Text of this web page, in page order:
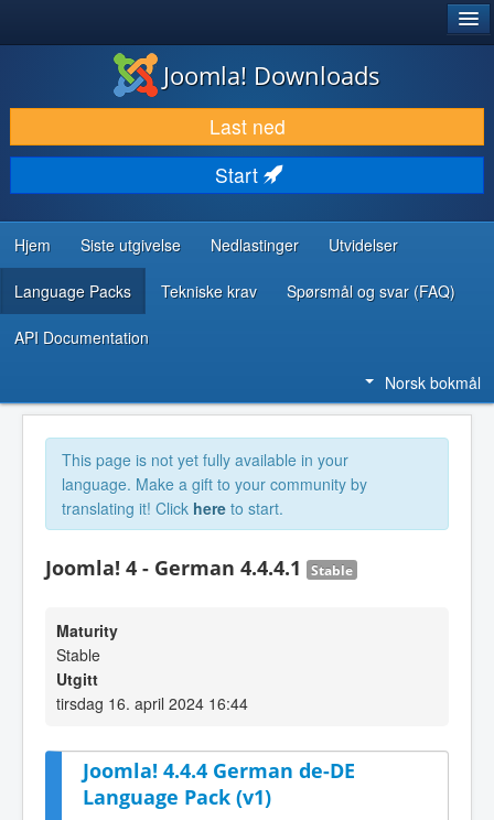
LAST NED & UTVID
OPPDAG & LÆR
SAMFUNN & BRUKERSTØTTE
UTVIKLINGSRESSURSER
Joomla! Downloads
Last ned
Start
Hjem Siste utgivelse Nedlastinger Utvidelser
Language Packs Tekniske krav Spørsmål og svar (FAQ)
API Documentation
Norsk bokmål
This page is not yet fully available in your
language. Make a gift to your community by
translating it! Click here to start.
Joomla! 4 - German 4.4.4.1 Stable
Maturity
Stable
Utgitt
tirsdag 16. april 2024 16:44
Joomla! 4.4.4 German de-DE
Language Pack (v1)